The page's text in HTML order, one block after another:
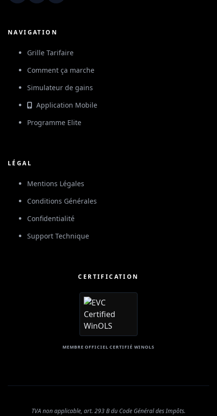
NAVIGATION
Grille Tarifaire
Comment ça marche
Simulateur de gains
Application Mobile
Programme Elite
LÉGAL
Mentions Légales
Conditions Générales
Confidentialité
Support Technique
CERTIFICATION
MEMBRE OFFICIEL CERTIFIÉ WINOLS
TVA non applicable, art. 293 B du Code Général des Impôts.